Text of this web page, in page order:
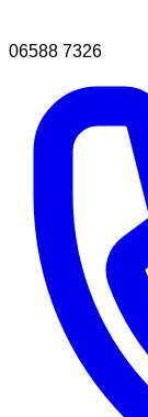
06588 7326